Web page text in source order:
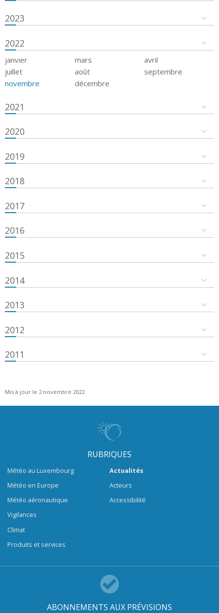
2023
2022
janvier mars
avril
juillet
août
septembre
novembre
décembre
2021
2020
2019
2018
2017
2016
2015
2014
2013
2012
2011
Mis à jour le 2 novembre 2022
RUBRIQUES
Météo au Luxembourg
Météo en Europe
Météo aéronautique
Vigilances
Climat
Produits et services
Actualités
Acteurs
Accessibilité
ABONNEMENTS AUX PRÉVISIONS